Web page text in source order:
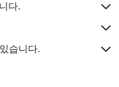
다.
습니다.